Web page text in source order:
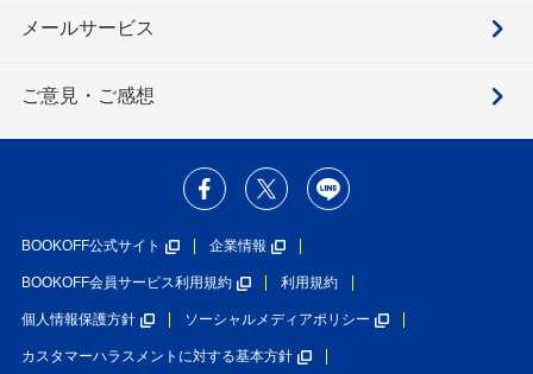
メールサービス
ご意見・ご感想
BOOKOFF公式サイト 企業情報
BOOKOFF会員サービス利用規約 利用規約
個人情報保護方針 ソーシャルメディアポリシー
カスタマーハラスメントに対する基本方針